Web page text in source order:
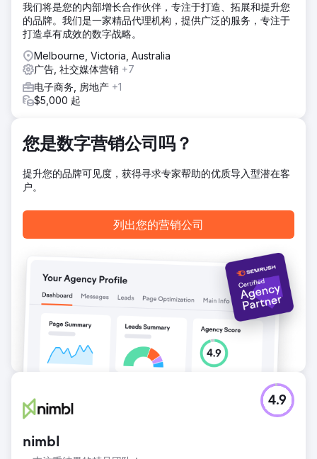
我们将是您的内部增长合作伙伴，专注于打造、拓展和提升您
的品牌。我们是一家精品代理机构，提供广泛的服务，专注于
打造卓有成效的数字战略。
Melbourne, Victoria, Australia
广告, 社交媒体营销 +7
电子商务, 房地产 +1
$5,000 起
您是数字营销公司吗？
提升您的品牌可见度，获得寻求专家帮助的优质导入型潜在客
户。
列出您的营销公司
nimbl
4.9